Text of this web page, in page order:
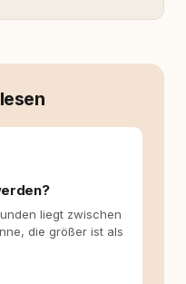
Umso mehr hat
und
funktionieren
an vielen Stellen
Ideen fertige Beiträge
Themen, plane
Texte und betreue
liegt zwischen
die größer ist als